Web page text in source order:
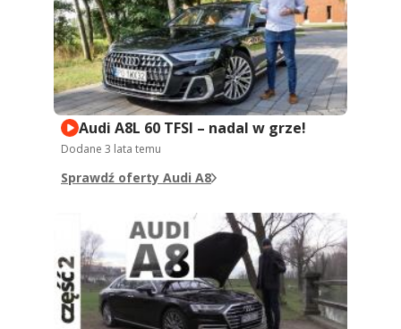
Audi A8L 60 TFSI – nadal w grze!
Dodane 3 lata temu
Sprawdź oferty Audi A8